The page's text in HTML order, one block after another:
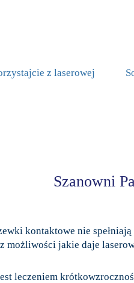
z laserowej
Szanowni
kontaktowe nie
możliwości jakie daje
leczeniem